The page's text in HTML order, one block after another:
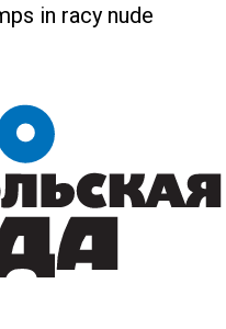
in racy nude